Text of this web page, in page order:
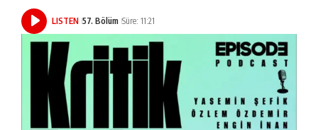
LISTEN 57. Bölüm Süre: 11:21